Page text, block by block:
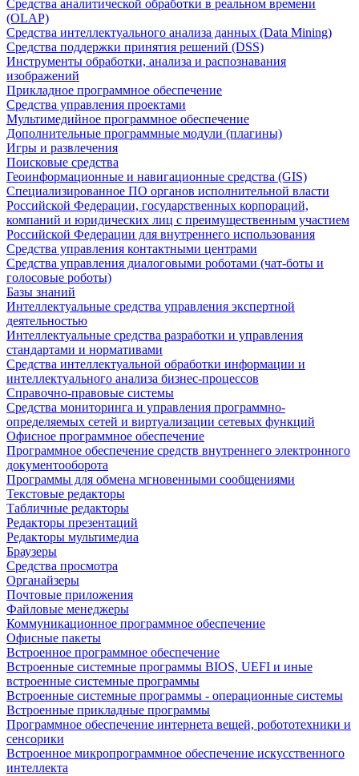
Средства аналитической обработки в реальном времени
(OLAP)
Средства интеллектуального анализа данных (Data Mining)
Средства поддержки принятия решений (DSS)
Инструменты обработки, анализа и распознавания
изображений
Прикладное программное обеспечение
Средства управления проектами
Мультимедийное программное обеспечение
Дополнительные программные модули (плагины)
Игры и развлечения
Поисковые средства
Геоинформационные и навигационные средства (GIS)
Специализированное ПО органов исполнительной власти
Российской Федерации, государственных корпораций,
компаний и юридических лиц с преимущественным участием
Российской Федерации для внутреннего использования
Средства управления контактными центрами
Средства управления диалоговыми роботами (чат-боты и
голосовые роботы)
Базы знаний
Интеллектуальные средства управления экспертной
деятельностью
Интеллектуальные средства разработки и управления
стандартами и нормативами
Средства интеллектуальной обработки информации и
интеллектуального анализа бизнес-процессов
Справочно-правовые системы
Средства мониторинга и управления программно-
определяемых сетей и виртуализации сетевых функций
Офисное программное обеспечение
Программное обеспечение средств внутреннего электронного
документооборота
Программы для обмена мгновенными сообщениями
Текстовые редакторы
Табличные редакторы
Редакторы презентаций
Редакторы мультимедиа
Браузеры
Средства просмотра
Органайзеры
Почтовые приложения
Файловые менеджеры
Коммуникационное программное обеспечение
Офисные пакеты
Встроенное программное обеспечение
Встроенные системные программы BIOS, UEFI и иные
встроенные системные программы
Встроенные системные программы - операционные системы
Встроенные прикладные программы
Программное обеспечение интернета вещей, робототехники и
сенсорики
Встроенное микропрограммное обеспечение искусственного
интеллекта